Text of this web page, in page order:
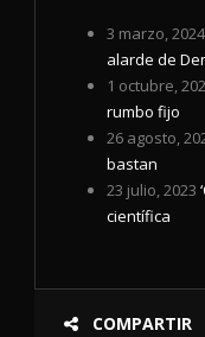
3 marzo, 2024
alarde de
1 octubre,
rumbo fijo
26 agosto,
bastan
23 julio, 2023
científica
COMPARTIR